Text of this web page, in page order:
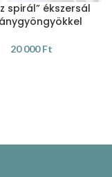
spirál” ékszersál
20 000Ft